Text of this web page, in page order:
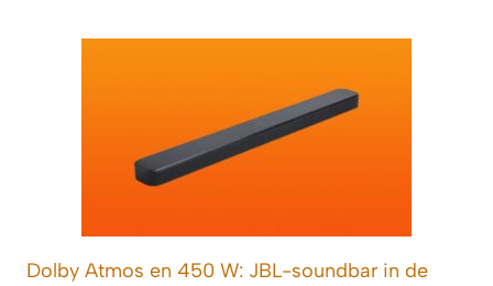
Dolby Atmos en 450 W: JBL-soundbar in de